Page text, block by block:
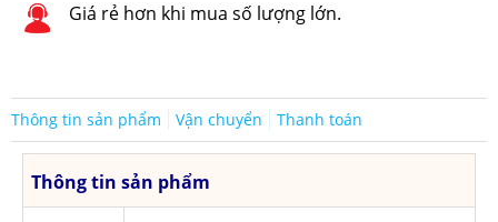
Giá rẻ hơn khi mua số lượng lớn.
Thông tin sản phẩm Vận chuyển Thanh toán
Thông tin sản phẩm